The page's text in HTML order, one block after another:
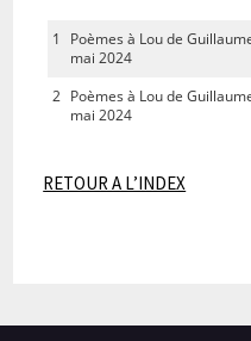
1
Poèmes à Lou de
mai 2024
2 Poèmes à Lou de
mai 2024
RETOUR A L’INDEX